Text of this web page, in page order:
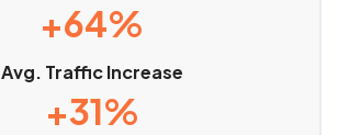
+64%
Avg. Traffic Increase
+31%